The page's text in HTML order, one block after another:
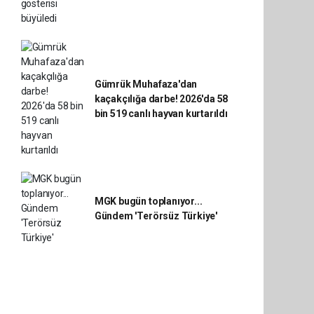
Gümrük Muhafaza'dan
kaçakçılığa darbe! 2026'da 58
bin 519 canlı hayvan kurtarıldı
MGK bugün toplanıyor...
Gündem 'Terörsüz Türkiye'